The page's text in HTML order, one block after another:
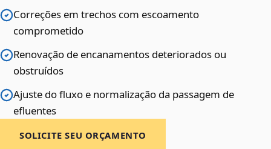
Correções em trechos com escoamento
comprometido
Renovação de encanamentos deteriorados ou
obstruídos
Ajuste do fluxo e normalização da passagem de
efluentes
SOLICITE SEU ORÇAMENTO